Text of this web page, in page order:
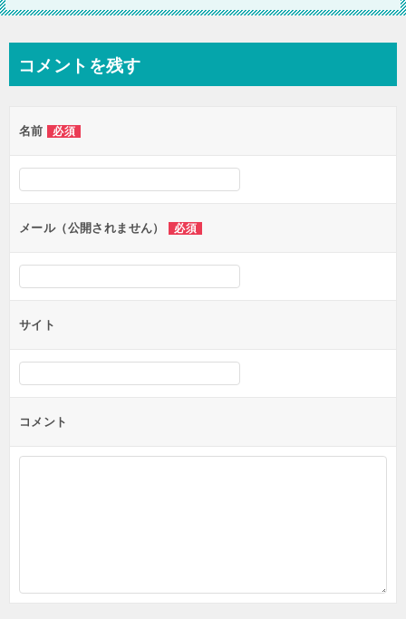
コメントを残す
名前 必須
メール（公開されません） 必須
サイト
コメント